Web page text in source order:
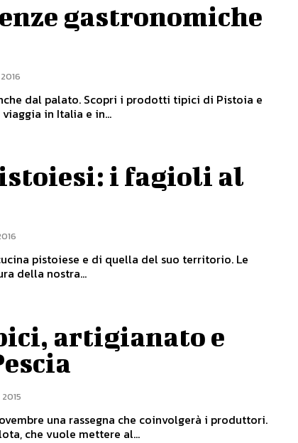
gastronomiche
dal palato. Scopri i prodotti tipici di Pistoia e
Quando si viaggia in Italia e in...
i fagioli al
pistoiese e di quella del suo territorio. Le
della nostra...
artigianato e
una rassegna che coinvolgerà i produttori.
che vuole mettere al...